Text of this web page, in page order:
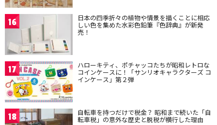
16 日本の四季折々の植物や情景を描くことに相応
しい色を集めた水彩色鉛筆『色辞典』が新発
売！
17 ハローキティ、ポチャッコたちが昭和レトロな
コインケースに！「サンリオキャラクターズ コ
インケース」第２弾
18 自転車を持つだけで税金？ 昭和まで続いた「自
転車税」の意外な歴史と脱税が横行した理由